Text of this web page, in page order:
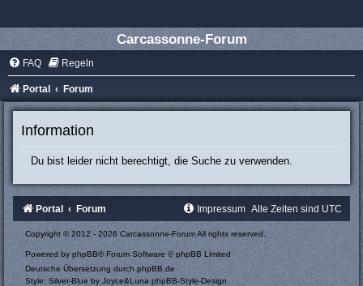
Carcassonne-Forum
FAQ Regeln
Portal Forum
Information
Du bist leider nicht berechtigt, die Suche zu verwenden.
Portal Forum Alle Zeiten sind UTC
Impressum
Copyright © 2012 - 2026 Carcassonne-Forum All rights reserved.
Powered by phpBB® Forum Software © phpBB Limited
Deutsche Übersetzung durch phpBB.de
Style: Silver-Blue by Joyce&LunaphpBB-Style-Design